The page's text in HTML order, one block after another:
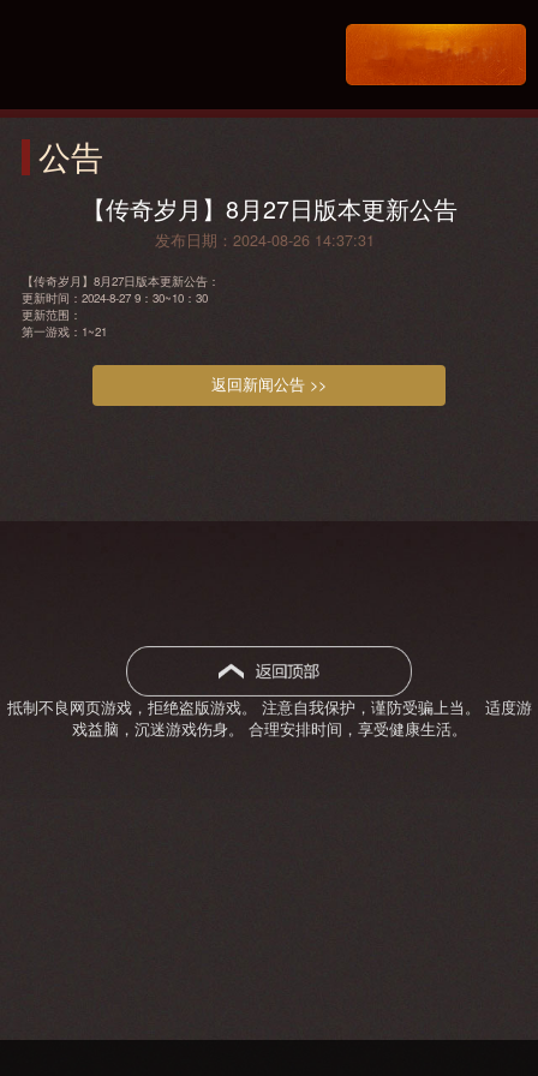
公告
【传奇岁月】8月27日版本更新公告
发布日期：2024-08-26 14:37:31
【传奇岁月】8月27日版本更新公告：
更新时间：2024-8-27 9：30~10：30
更新范围：
第一游戏：1~21
返回新闻公告 >>
抵制不良网页游戏，拒绝盗版游戏。 注意自我保护，谨防受骗上当。 适度游
戏益脑，沉迷游戏伤身。 合理安排时间，享受健康生活。